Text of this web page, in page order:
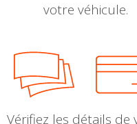
votre véhicule.
Vérifiez les détails de